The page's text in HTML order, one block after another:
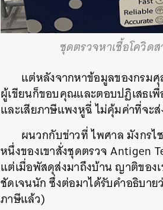
ชุดตรวจหาเชื้อโควิด
แต่หลังจากหาข้อมูลของกรม
ผู้เขียนก็ขอบคุณและตอบปฏิเสธเพื่
และเสียภาษีแพงหูฉี่ ไม่คุ้มค่าที่จะ
ผนวกกับข่าวที่ ไพศาล มังกร
หนึ่งของเขาสั่งชุดตรวจ Antigen
แต่เมื่อพัสดุส่งมาถึงบ้าน ญาติของเ
ชัดเจนนัก ซึ่งต่อมาได้รับคำอธิบาย
ภาษีแล้ว)
ค้นหา